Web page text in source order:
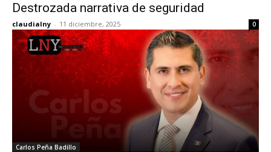
Destrozada narrativa de seguridad
claudialny - 11 diciembre, 2025 0
Carlos Peña Badillo